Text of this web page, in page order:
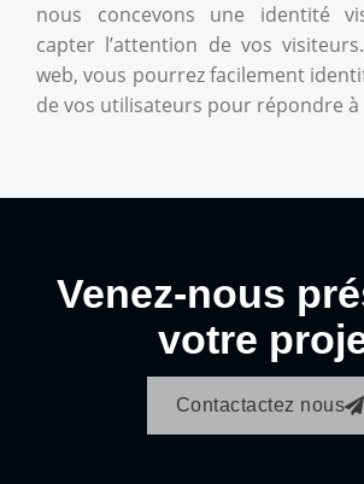
nous concevons une identité
capter l’attention de vos
web, vous pourrez facilement
de vos utilisateurs pour répondre à
Venez-nous
votre
Contactactez nous